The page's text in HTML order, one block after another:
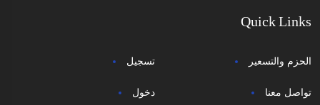
Quick Links
تسجيل
دخول
الحزم والتسعير
تواصل معنا